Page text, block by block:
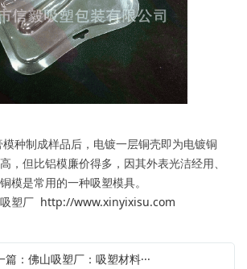
制成样品后，电镀一层铜壳即为电镀铜
，但比铝模廉价得多，因其外表光洁经用、
模是常用的一种吸塑模具。
塑厂 http://www.xinyixisu.com
篇：佛山吸塑厂：吸塑材料···